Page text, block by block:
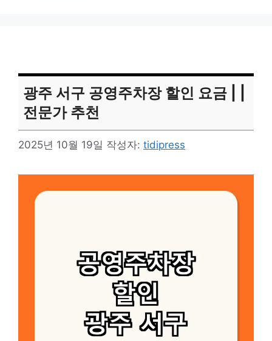
광주 서구 공영주차장 할인 요금 | |
전문가 추천
2025년 10월 19일 작성자: tidipress